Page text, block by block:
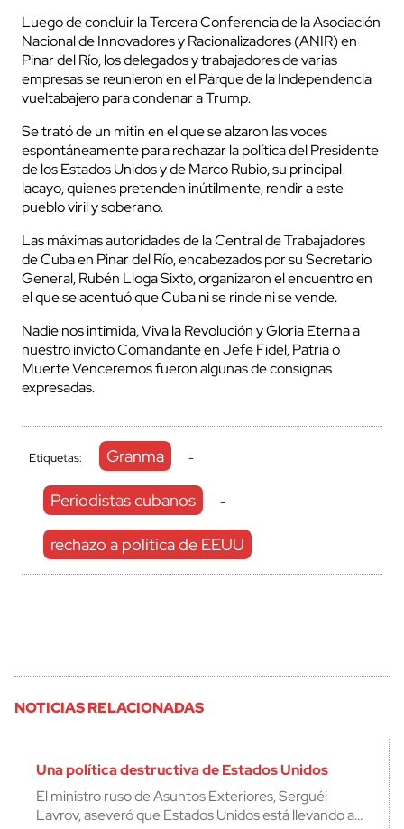
Luego de concluir la Tercera Conferencia de la Asociación
Nacional de Innovadores y Racionalizadores (ANIR) en
Pinar del Río, los delegados y trabajadores de varias
empresas se reunieron en el Parque de la Independencia
vueltabajero para condenar a Trump.
Se trató de un mitin en el que se alzaron las voces
espontáneamente para rechazar la política del Presidente
de los Estados Unidos y de Marco Rubio, su principal
lacayo, quienes pretenden inútilmente, rendir a este
pueblo viril y soberano.
Las máximas autoridades de la Central de Trabajadores
de Cuba en Pinar del Río, encabezados por su Secretario
General, Rubén Lloga Sixto, organizaron el encuentro en
el que se acentuó que Cuba ni se rinde ni se vende.
Nadie nos intimida, Viva la Revolución y Gloria Eterna a
nuestro invicto Comandante en Jefe Fidel, Patria o
Muerte Venceremos fueron algunas de consignas
expresadas.
Etiquetas: Granma -
Periodistas cubanos -
rechazo a política de EEUU
NOTICIAS RELACIONADAS
Una política destructiva de Estados Unidos
El ministro ruso de Asuntos Exteriores, Serguéi
Lavrov, aseveró que Estados Unidos está llevando a…